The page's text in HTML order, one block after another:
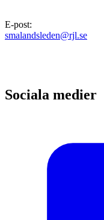
E-post:
smalandsleden@rjl.se
Sociala medier